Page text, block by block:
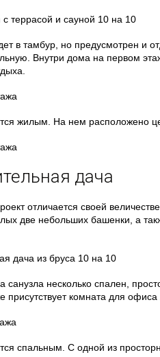
в тамбур, но предусмотрен и
Внутри дома на первом
жилым. На нем расположено
дача
отличается своей
две небольших башенки, а
санузла несколько спален,
присутствует комната для офиса
спальным. С одной из